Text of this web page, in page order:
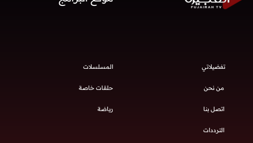
تفضيلاتي
من نحن
اتصل بنا
الترددات
المسلسلات
حلقات خاصة
رياضة